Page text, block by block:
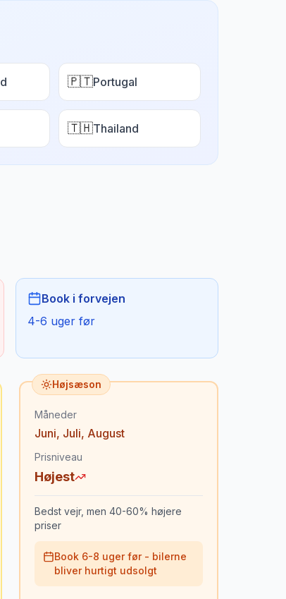
🇵🇹Portugal
🇹🇭Thailand
Book i forvejen
4-6 uger før
Højsæson
Måneder
Juni, Juli, August
Prisniveau
Højest
Bedst vejr, men 40-60% højere
priser
Book 6-8 uger før - bilerne
bliver hurtigt udsolgt